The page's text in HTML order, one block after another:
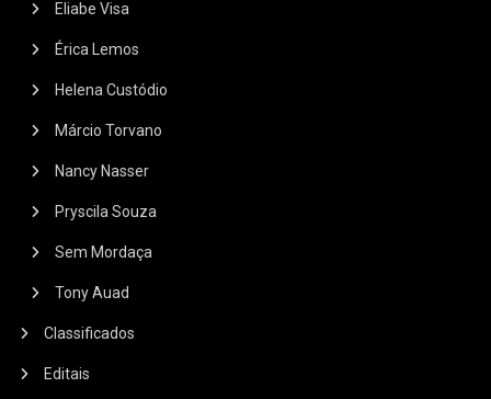
Eliabe Visa
Érica Lemos
Helena Custódio
Márcio Torvano
Nancy Nasser
Pryscila Souza
Sem Mordaça
Tony Auad
Classificados
Editais